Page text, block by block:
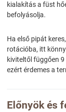
kialakítás a füst
befolyásolja.
Ha első pipát
rotációba, itt
kiviteltől függően
ezért érdemes a
Előnyök és